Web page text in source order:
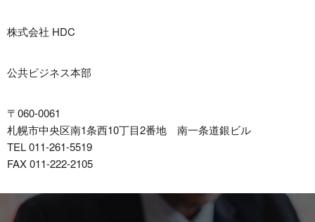
株式会社 HDC
公共ビジネス本部
〒060-0061
札幌市中央区南1条西10丁目2番地 南一条道銀ビル
011-261-5519
011-222-2105